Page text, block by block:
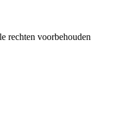
rechten voorbehouden